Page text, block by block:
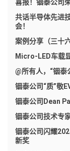
喜报！铟泰公司
共话半导体先进
会！
案例分享（三十
Micro-LED车载
@所有人，“铟泰
铟泰公司“质”敬
铟泰公司Dean
铟泰公司技术专
铟泰公司闪耀
新奖